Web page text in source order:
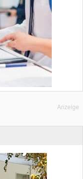
Anzeige